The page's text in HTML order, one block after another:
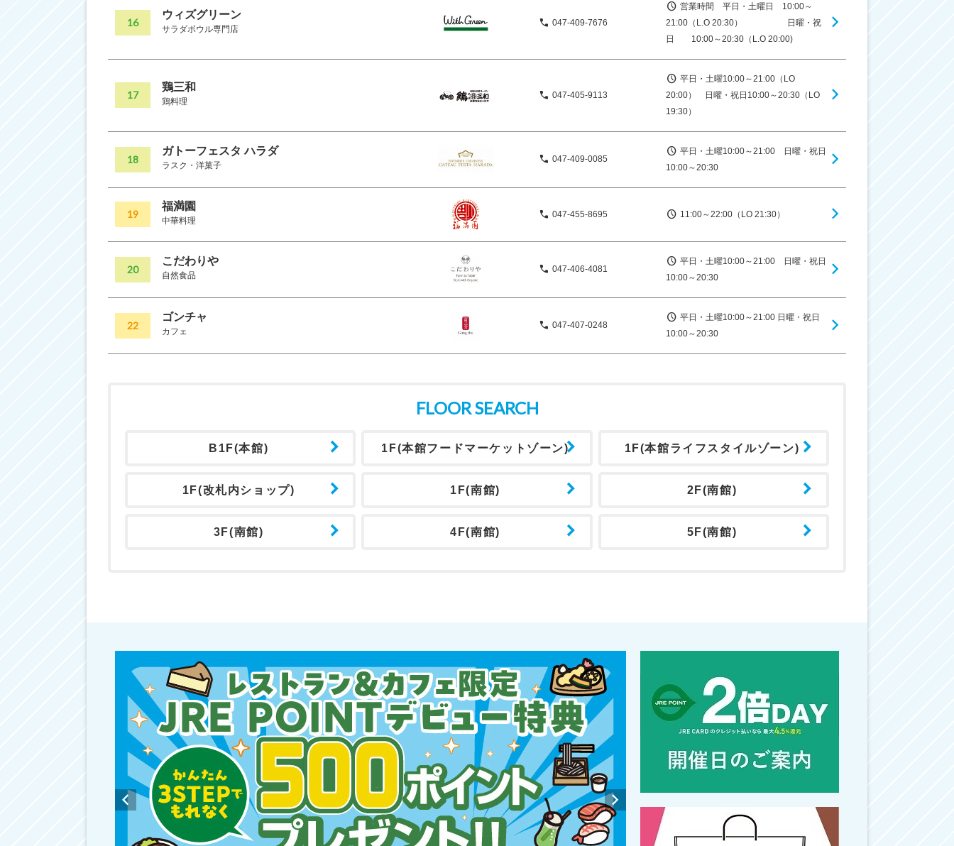
16
ウィズグリーン
サラダボウル専門店
047-409-7676
営業時間 平日・土曜日 10:00～
21:00（L.O 20:30） 日曜・祝
日 10:00～20:30（L.O 20:00)
17
鶏三和
鶏料理
047-405-9113
平日・土曜10:00～21:00（LO
20:00） 日曜・祝日10:00～20:30（LO
19:30）
18
ガトーフェスタ ハラダ
ラスク・洋菓子
047-409-0085
平日・土曜10:00～21:00 日曜・祝日
10:00～20:30
19
福満園
中華料理
047-455-8695 11:00～22:00（LO 21:30）
20
こだわりや
自然食品
047-406-4081
平日・土曜10:00～21:00 日曜・祝日
10:00～20:30
22
ゴンチャ
カフェ
047-407-0248
平日・土曜10:00～21:00 日曜・祝日
10:00～20:30
FLOOR SEARCH
B1F(本館) 1F(本館フードマーケットゾーン) 1F(本館ライフスタイルゾーン)
1F(改札内ショップ) 1F(南館) 2F(南館)
3F(南館) 4F(南館) 5F(南館)